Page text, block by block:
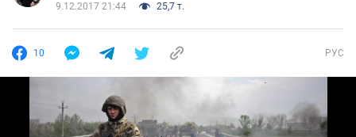
9.12.2017 21:44 25,7 т.
10 РУС